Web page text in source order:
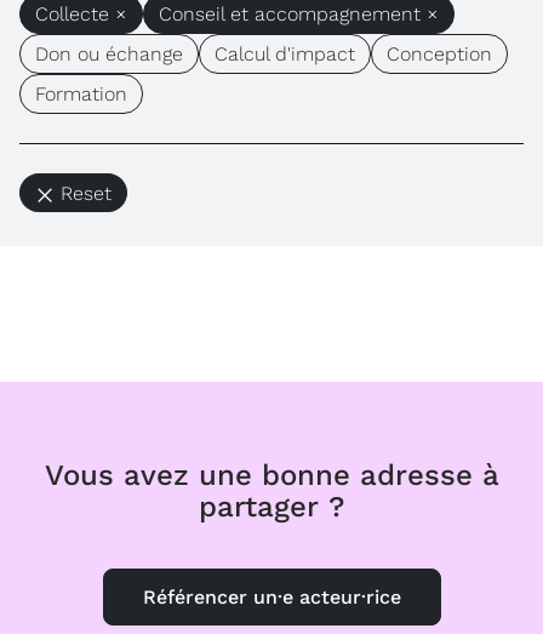
Collecte ×
Conseil et accompagnement ×
Don ou échange
Calcul d'impact
Conception
Formation
Reset
Vous avez une bonne adresse à
partager ?
Référencer un·e acteur·rice